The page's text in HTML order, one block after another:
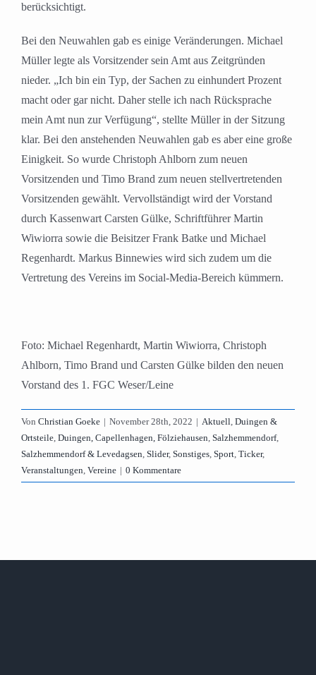
berücksichtigt.
Bei den Neuwahlen gab es einige Veränderungen. Michael
Müller legte als Vorsitzender sein Amt aus Zeitgründen
nieder. „Ich bin ein Typ, der Sachen zu einhundert Prozent
macht oder gar nicht. Daher stelle ich nach Rücksprache
mein Amt nun zur Verfügung“, stellte Müller in der Sitzung
klar. Bei den anstehenden Neuwahlen gab es aber eine große
Einigkeit. So wurde Christoph Ahlborn zum neuen
Vorsitzenden und Timo Brand zum neuen stellvertretenden
Vorsitzenden gewählt. Vervollständigt wird der Vorstand
durch Kassenwart Carsten Gülke, Schriftführer Martin
Wiwiorra sowie die Beisitzer Frank Batke und Michael
Regenhardt. Markus Binnewies wird sich zudem um die
Vertretung des Vereins im Social-Media-Bereich kümmern.
Foto: Michael Regenhardt, Martin Wiwiorra, Christoph
Ahlborn, Timo Brand und Carsten Gülke bilden den neuen
Vorstand des 1. FGC Weser/Leine
Von Christian Goeke | November 28th, 2022 | Aktuell, Duingen &
Ortsteile, Duingen, Capellenhagen, Fölziehausen, Salzhemmendorf,
Salzhemmendorf & Levedagsen, Slider, Sonstiges, Sport, Ticker,
Veranstaltungen, Vereine | 0 Kommentare